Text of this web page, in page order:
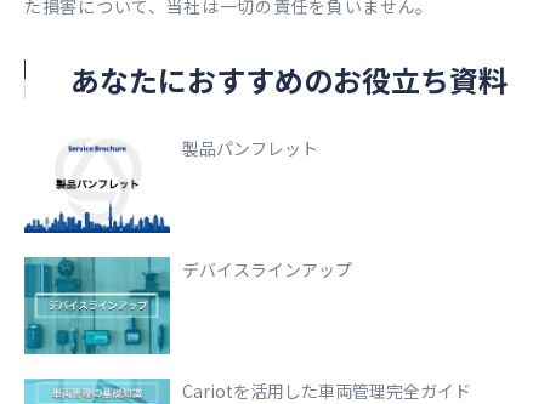
た損害について、当社は一切の責任を負いません。
あなたにおすすめのお役立ち資料
製品パンフレット
デバイスラインアップ
Cariotを活用した車両管理完全ガイド